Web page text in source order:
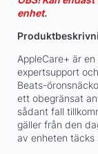
enhet.
AppleCare+ är
expertsupport
Beats-
ett obegränsat
sådant fall
gäller från den
av enheten täcks